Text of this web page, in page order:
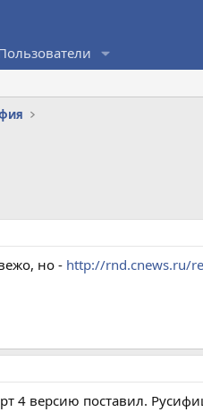
но - http://rnd.cnews.ru/
4 версию поставил.